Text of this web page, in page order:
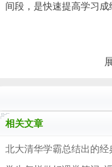
间段，是快速提高学习成
相关文章
北大清华学霸总结出的经